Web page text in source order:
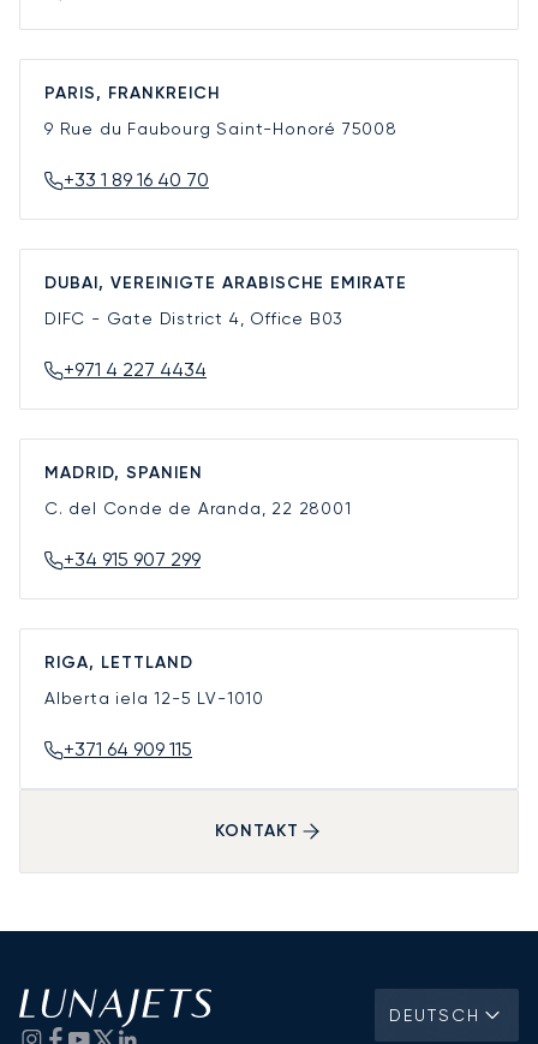
PARIS, FRANKREICH
9 Rue du Faubourg Saint-Honoré 75008
+33 1 89 16 40 70
DUBAI, VEREINIGTE ARABISCHE EMIRATE
DIFC - Gate District 4, Office B03
+971 4 227 4434
MADRID, SPANIEN
C. del Conde de Aranda, 22 28001
+34 915 907 299
RIGA, LETTLAND
Alberta iela 12-5 LV-1010
+371 64 909 115
KONTAKT
DEUTSCH